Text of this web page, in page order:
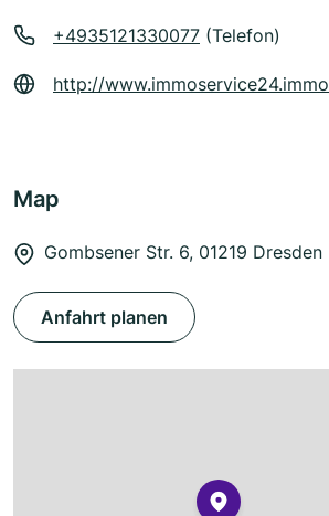
+4935121330077 (Telefon)
http://www.immoservice24.immo
Map
Gombsener Str. 6, 01219 Dresden
Anfahrt planen